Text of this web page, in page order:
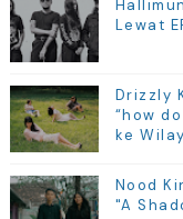
Lewat
Drizzly
“how
ke
Nood
"A